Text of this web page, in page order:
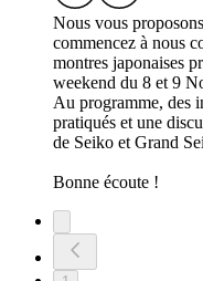
Nous vous
commencez à nous
montres japonaises
weekend du 8 et 9
Au programme, des
pratiqués et une
de Seiko et Grand
Bonne écoute !